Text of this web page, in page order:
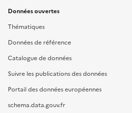
Données ouvertes
Thématiques
Données de référence
Catalogue de données
Suivre les publications des données
Portail des données européennes
schema.data.gouv.fr